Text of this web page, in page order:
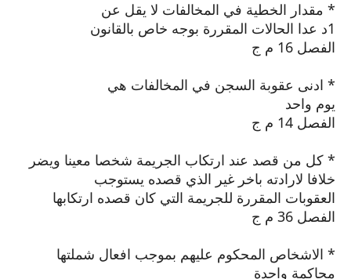
* مقدار الخطية في المخالفات لا يقل عن
1د عدا الحالات المقررة بوجه خاص بالقانون
الفصل 16 م ج
* ادنى عقوبة السجن في المخالفات هي
يوم واحد
الفصل 14 م ج
* كل من قصد عند ارتكاب الجريمة شخصا معينا ويضر
خلافا لارادته باخر غير الذي قصده يستوجب
العقوبات المقررة للجريمة التي كان قصده ارتكابها
الفصل 36 م ج
* الاشخاص المحكوم عليهم بموجب افعال شملتها
محاكمة واحدة